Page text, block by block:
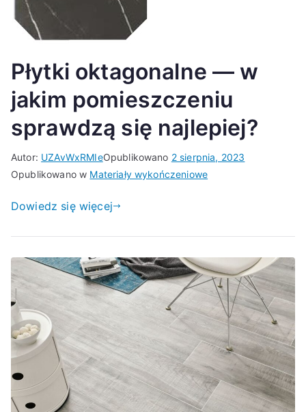
Płytki oktagonalne — w
jakim pomieszczeniu
sprawdzą się najlepiej?
Autor: UZAvWxRMIeOpublikowano 2 sierpnia, 2023
Opublikowano w Materiały wykończeniowe
Dowiedz się więcej